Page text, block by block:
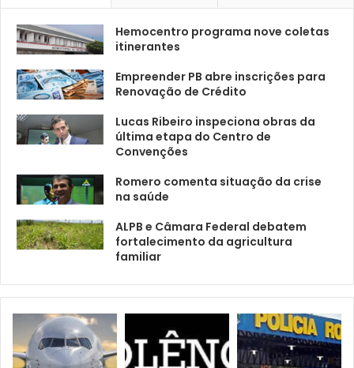
Hemocentro programa nove coletas
itinerantes
Empreender PB abre inscrições para
Renovação de Crédito
Lucas Ribeiro inspeciona obras da
última etapa do Centro de
Convenções
Romero comenta situação da crise
na saúde
ALPB e Câmara Federal debatem
fortalecimento da agricultura
familiar